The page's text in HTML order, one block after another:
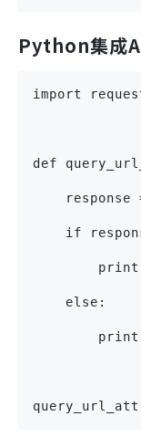
Python集成
import
def
response
if
    else: